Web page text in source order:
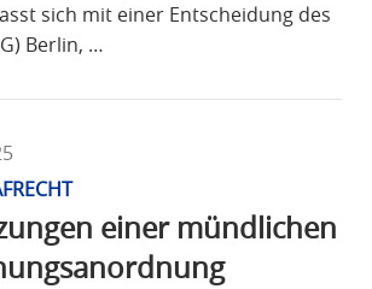
sich mit einer Entscheidung des
Berlin, …
einer mündlichen